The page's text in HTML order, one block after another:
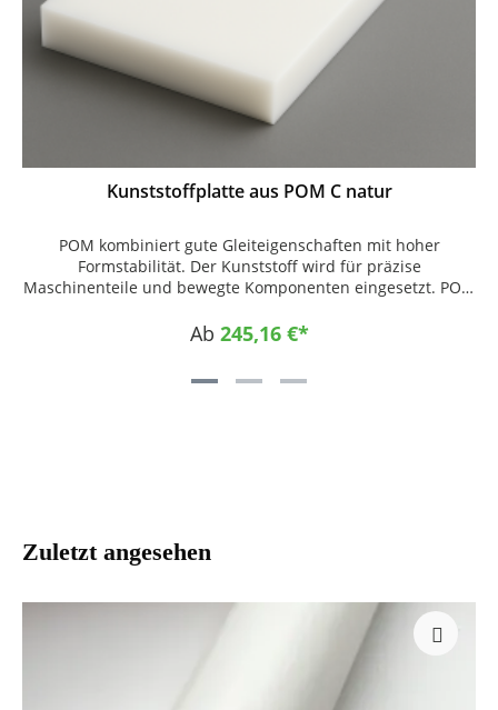
Kunststoffplatte aus POM C natur
POM kombiniert gute Gleiteigenschaften mit hoher
Formstabilität. Der Kunststoff wird für präzise
Maschinenteile und bewegte Komponenten eingesetzt. POM
Bearbeitung und Zuschnitt sind möglich. Einsatzgebiete •
Präzisionsteile • Automatisierung • Maschinenbau
Ab 245,16 €*
Zuletzt angesehen